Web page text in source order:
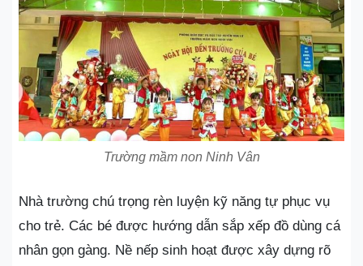
Trường mầm non Ninh Vân
Nhà trường chú trọng rèn luyện kỹ năng tự phục vụ
cho trẻ. Các bé được hướng dẫn sắp xếp đồ dùng cá
nhân gọn gàng. Nề nếp sinh hoạt được xây dựng rõ